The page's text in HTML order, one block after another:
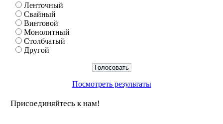
Ленточный
Свайный
Винтовой
Монолитный
Столбчатый
Другой
Посмотреть результаты
Присоединяйтесь к нам!